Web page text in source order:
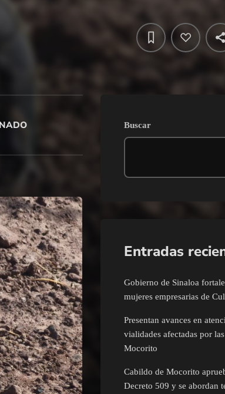
Buscar
Entradas
Gobierno de Sinaloa
mujeres empresarias de
Presentan avances en
vialidades afectadas por
Mocorito
Cabildo de Mocorito
Decreto 509 y se abordan